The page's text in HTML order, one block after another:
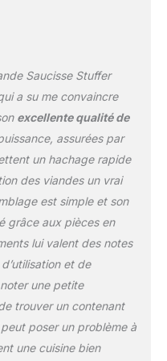
refroidi par air
font de la
de meulage un
plus puissant
doux SÉCURITÉ
- Un
est intégré
broyeur pour
sécurité et
du moteur.
vous utilisez le
vous toujours
les doigts /
éloignés de la
Saucisse Stuffer
a su me convaincre
excellente qualité de
assurées par
un hachage rapide
des viandes un vrai
est simple et son
grâce aux pièces en
lui valent des notes
et de
une petite
trouver un contenant
poser un problème à
une cuisine bien